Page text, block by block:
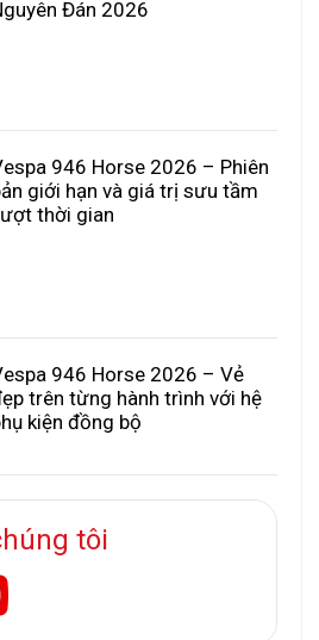
Đán 2026
946 Horse 2026 – Phiên
giới hạn và giá trị sưu tầm
thời gian
946 Horse 2026 – Vẻ
trên từng hành trình với hệ
kiện đồng bộ
tôi